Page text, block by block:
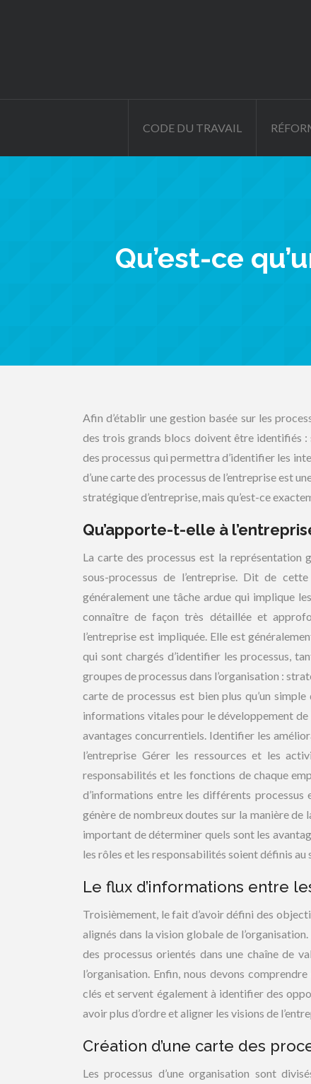
CODE DU TRAVAIL
Qu’est-ce
Afin d’établir une gestion basée sur les
des trois grands blocs doivent être identifiés
des processus qui permettra d’identifier les
d’une carte des processus de l’entreprise est
stratégique d’entreprise, mais qu’est-ce
Qu’apporte-t-elle à
La carte des processus est la représentation
sous-processus de l’entreprise. Dit de
généralement une tâche ardue qui implique
connaître de façon très détaillée et
l’entreprise est impliquée. Elle est
qui sont chargés d’identifier les processus,
groupes de processus dans l’organisation :
carte de processus est bien plus qu’un
informations vitales pour le développement
avantages concurrentiels. Identifier les
l’entreprise Gérer les ressources et les
responsabilités et les fonctions de chaque
d’informations entre les différents processus
génère de nombreux doutes sur la manière de
important de déterminer quels sont les
les rôles et les responsabilités soient définis au
Le flux d’informations entre
Troisièmement, le fait d’avoir défini des
alignés dans la vision globale de
des processus orientés dans une chaîne de
l’organisation. Enfin, nous devons
clés et servent également à identifier des
avoir plus d’ordre et aligner les visions de
Création d’une carte des
Les processus d’une organisation sont